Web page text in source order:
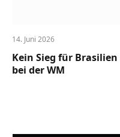
14. Juni 2026
Kein Sieg für
bei der WM